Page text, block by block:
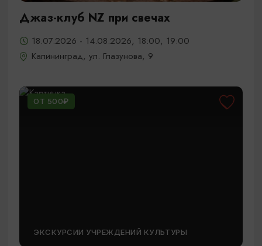
Джаз-клуб NZ при свечах
18.07.2026 - 14.08.2026, 18:00, 19:00
Калининград, ул. Глазунова, 9
ОТ 500₽
ЭКСКУРСИИ УЧРЕЖДЕНИЙ КУЛЬТУРЫ